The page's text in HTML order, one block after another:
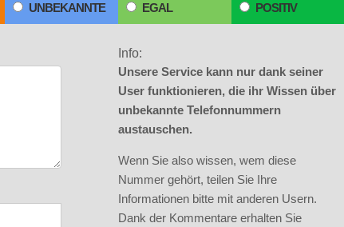
UNBEKANNTE EGAL POSITIV
Info:
Unsere Service kann nur dank seiner
User funktionieren, die ihr Wissen über
unbekannte Telefonnummern
austauschen.
Wenn Sie also wissen, wem diese
Nummer gehört, teilen Sie Ihre
Informationen bitte mit anderen Usern.
Dank der Kommentare erhalten Sie